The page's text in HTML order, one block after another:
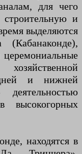
для чего
строительную и
выделяются
церемониальные
и нижней
высокогорных
находятся в